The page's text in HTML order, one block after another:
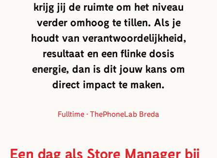
krijg jij de ruimte om het niveau
verder omhoog te tillen. Als je
houdt van verantwoordelijkheid,
resultaat en een flinke dosis
energie, dan is dit jouw kans om
direct impact te maken.
Fulltime · ThePhoneLab Breda
Een dag als Store Manager bij